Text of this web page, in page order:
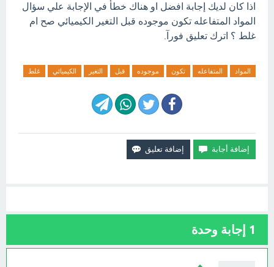
اذا كان لديك إجابة افضل او هناك خطأ في الإجابة علي سؤال
المواد المتفاعله تكون موجوده قبل التغير الكيميائي صح ام
غلط ؟ اترك تعليق فورآ.
المواد المتفاعله تكون موجوده قبل التغير الكيميائي غلط
1 إجابة وحدة